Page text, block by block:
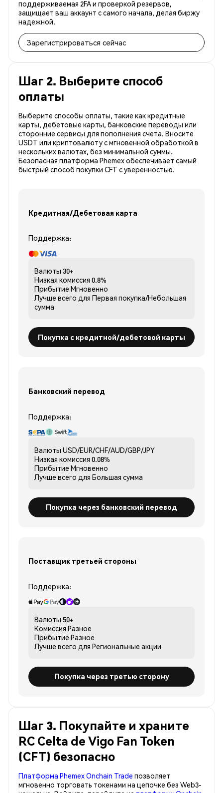
поддерживаемая 2FA и проверкой резервов,
защищает ваш аккаунт с самого начала, делая биржу
надежной.
Зарегистрироваться сейчас
Шаг 2. Выберите способ
оплаты
Выберите способы оплаты, такие как кредитные
карты, дебетовые карты, банковские переводы или
сторонние сервисы для пополнения счета. Вносите
USDT или криптовалюту с мгновенной обработкой в
нескольких валютах, без минимальной суммы.
Безопасная платформа Phemex обеспечивает самый
быстрый способ покупки CFT с уверенностью.
Кредитная/Дебетовая карта
Поддержка:
Валюты 30+
Низкая комиссия 0.8%
Прибытие Мгновенно
Лучше всего для Первая покупка/Небольшая
сумма
Покупка с кредитной/дебетовой карты
Банковский перевод
Поддержка:
Валюты USD/EUR/CHF/AUD/GBP/JPY
Низкая комиссия 0.08%
Прибытие Мгновенно
Лучше всего для Большая сумма
Покупка через банковский перевод
Поставщик третьей стороны
Поддержка:
Валюты 50+
Комиссия Разное
Прибытие Разное
Лучше всего для Региональные акции
Покупка через третью сторону
Шаг 3. Покупайте и храните
RC Celta de Vigo Fan Token
(CFT) безопасно
Платформа Phemex Onchain Trade позволяет
мгновенно торговать токенами на цепочке без Web3-